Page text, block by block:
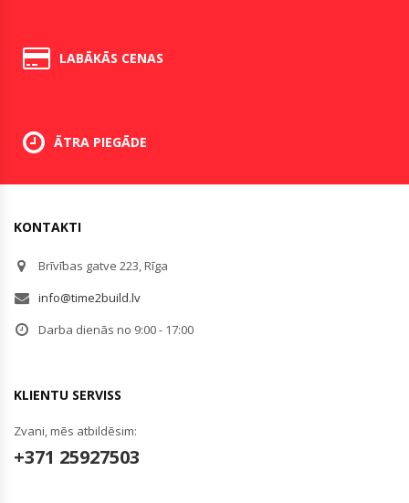
LABĀKĀS CENAS
ĀTRA PIEGĀDE
KONTAKTI
Brīvības gatve 223, Rīga
info@time2build.lv
Darba dienās no 9:00 - 17:00
KLIENTU SERVISS
Zvani, mēs atbildēsim:
+371 25927503